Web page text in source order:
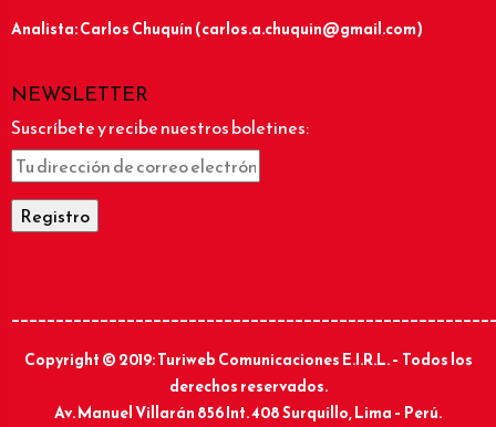
Analista: Carlos Chuquín (carlos.a.chuquin@gmail.com)
NEWSLETTER
Suscríbete y recibe nuestros boletines:
Copyright © 2019: Turiweb Comunicaciones E.I.R.L. – Todos los
derechos reservados.
Av. Manuel Villarán 856 Int. 408 Surquillo, Lima – Perú.